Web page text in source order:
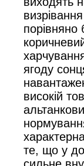
ягоду
високій
те, що у